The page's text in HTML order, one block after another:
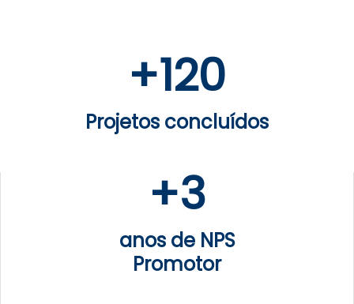
+120
Projetos concluídos
+3
anos de NPS
Promotor